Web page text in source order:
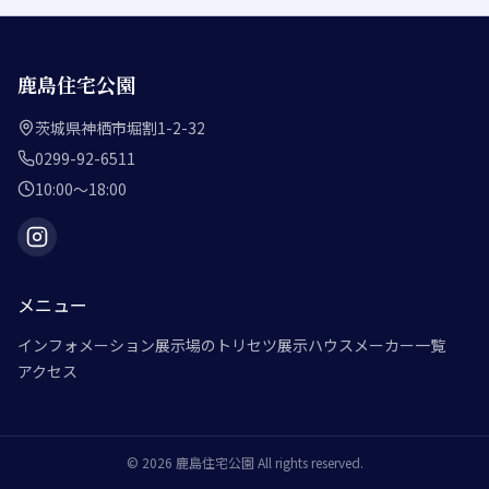
鹿島住宅公園
茨城県神栖市堀割1-2-32
0299-92-6511
10:00～18:00
メニュー
インフォメーション展示場のトリセツ展示ハウスメーカー一覧
アクセス
© 2026 鹿島住宅公園 All rights reserved.